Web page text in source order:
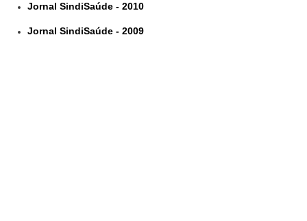
Jornal SindiSaúde - 2010
Jornal SindiSaúde - 2009